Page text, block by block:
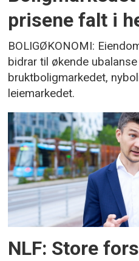
prisene falt i
BOLIGØKONOMI:
bidrar til økende
bruktboligmarkedet,
leiemarkedet.
NLF: Store